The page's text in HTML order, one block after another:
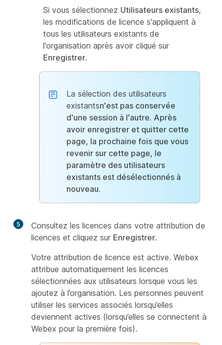
Si vous sélectionnez Utilisateurs existants,
les modifications de licence s'appliquent à
tous les utilisateurs existants de
l'organisation après avoir cliqué sur
Enregistrer.
La sélection des utilisateurs
existantsn'est pas conservée
d'une session à l'autre. Après
avoir enregistrer et quitter cette
page, la prochaine fois que vous
revenir sur cette page, le
paramètre des utilisateurs
existants est désélectionnés à
nouveau.
5
Consultez les licences dans votre attribution de
licences et cliquez sur Enregistrer.
Votre attribution de licence est active. Webex
attribue automatiquement les licences
sélectionnées aux utilisateurs lorsque vous les
ajoutez à l’organisation. Les personnes peuvent
utiliser les services associés lorsqu’elles
deviennent actives (lorsqu’elles se connectent à
Webex pour la première fois).